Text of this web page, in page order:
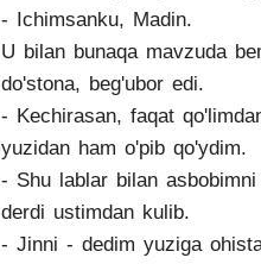
- Ichimsanku, Madin.
U bilan bunaqa mavzuda
do'stona, beg'ubor edi.
- Kechirasan, faqat
yuzidan ham o'pib qo'ydim.
- Shu lablar bilan
derdi ustimdan kulib.
- Jinni - dedim yuziga